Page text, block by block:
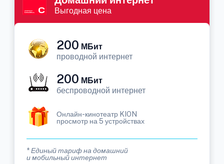
Выгодная цена
200 МБит
проводной интернет
200 МБит
беспроводной интернет
Онлайн-кинотеатр KION
просмотр на 5 устройствах
* Единый тариф на домашний
и мобильный интернет